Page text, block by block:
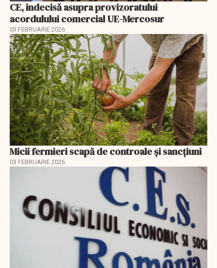
CE, indecisă asupra provizoratului
acordulului comercial UE-Mercosur
03 FEBRUARIE 2026
Micii fermieri scapă de controale și sancțiuni
03 FEBRUARIE 2026